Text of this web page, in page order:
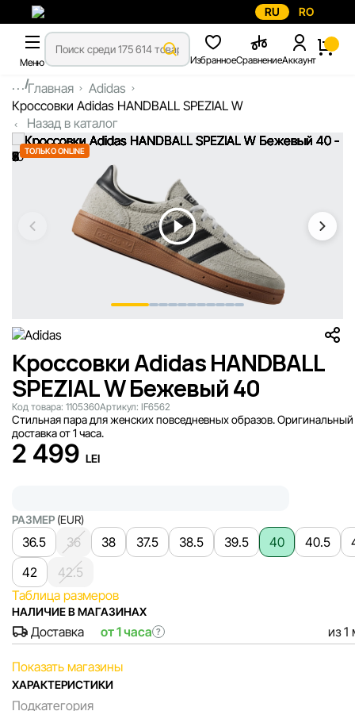
RU RO
Меню ИзбранноеСравнениеАккаунт
...Главная
Adidas
Кроссовки Adidas HANDBALL SPEZIAL W
Назад в каталог
ТОЛЬКО ONLINE
Кроссовки Adidas HANDBALL
SPEZIAL W Бежевый 40
Код товара: 1105360Артикул: IF6562
Стильная пара для женских повседневных образов. Оригинальный
доставка от 1 часа.
2 499 LEI
РАЗМЕР (EUR)
36.5 36 38 37.5 38.5 39.5 40 40.5
42
42.5
Таблица размеров
НАЛИЧИЕ В МАГАЗИНАХ
Доставка от 1 часа ? из 1
Показать магазины
ХАРАКТЕРИСТИКИ
Подкатегория